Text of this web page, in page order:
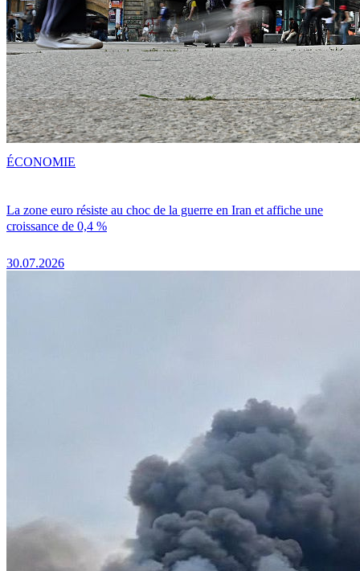
La zone euro résiste au choc de la guerre en Iran et affiche une
croissance de 0,4 %
30.07.2026
ÉCONOMIE